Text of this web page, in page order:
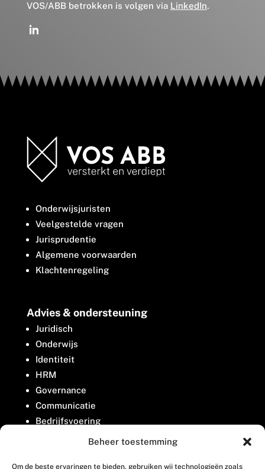
Beheer toestemming
Om de beste ervaringen te bieden, gebruiken wij technologieën zoals
VOS/ABB betrokken is volgen via LinkedIn.
Onderwijsjuristen
Veelgestelde vragen
Jurisprudentie
Algemene voorwaarden
Klachtenregeling
Advies & ondersteuning
Juridisch
Onderwijs
Identiteit
HRM
Governance
Communicatie
Bedrijfsvoering
Belangenbehartiging